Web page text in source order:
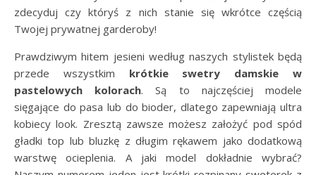
zdecyduj czy któryś z nich stanie się wkrótce częścią
Twojej prywatnej garderoby!
Prawdziwym hitem jesieni według naszych stylistek będą
przede wszystkim krótkie swetry damskie w
pastelowych kolorach. Są to najczęściej modele
sięgające do pasa lub do bioder, dlatego zapewniają ultra
kobiecy look. Zresztą zawsze możesz założyć pod spód
gładki top lub bluzkę z długim rękawem jako dodatkową
warstwę ocieplenia. A jaki model dokładnie wybrać?